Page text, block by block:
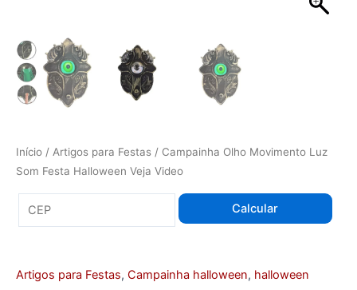
Início / Artigos para Festas / Campainha Olho Movimento Luz
Som Festa Halloween Veja Video
Calcular
Artigos para Festas, Campainha halloween, halloween